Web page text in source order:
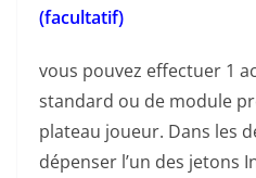
(facultatif)
vous pouvez effectuer 1
standard ou de module
plateau joueur. Dans les
dépenser l’un des jetons